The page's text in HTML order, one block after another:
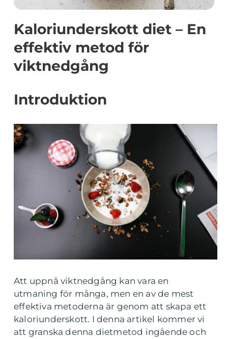
Kaloriunderskott diet – En
effektiv metod för
viktnedgång
Introduktion
Att uppnå viktnedgång kan vara en
utmaning för många, men en av de mest
effektiva metoderna är genom att skapa ett
kaloriunderskott. I denna artikel kommer vi
att granska denna dietmetod ingående och